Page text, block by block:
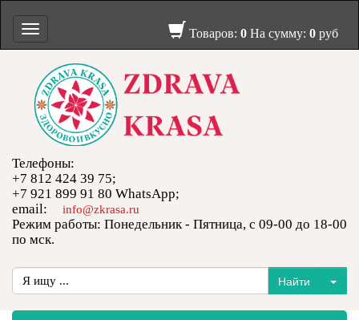
Товаров: 0 На сумму: 0 руб
Toggle
navigation
Телефоны:
+7 812 424 39 75;
+7 921 899 91 80 WhatsApp;
email:
info@zkrasa.ru
Режим работы: Понедельник - Пятница, с 09-00 до 18-00
по мск.